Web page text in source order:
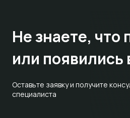
Оставьте заявку и получите
специалиста
Не знаете, что
или появились